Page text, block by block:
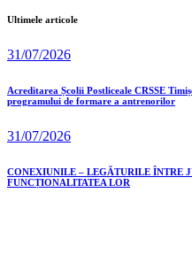
Ultimele articole
31/07/2026
Acreditarea Școlii Postliceale CRSSE
programului de formare a antrenorilor
31/07/2026
CONEXIUNILE – LEGĂTURILE ÎNTRE
FUNCȚIONALITATEA LOR